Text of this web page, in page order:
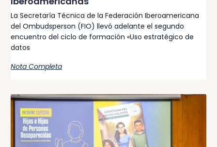
La Secretaría Técnica de la Federación Iberoamericana
del Ombudsperson (FIO) llevó adelante el segundo
encuentro del ciclo de formación «Uso estratégico de
datos
Nota Completa